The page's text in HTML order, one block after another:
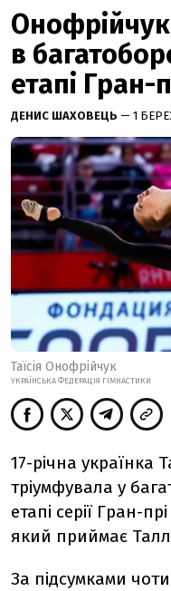
в
етапі Гран-
ДЕНИС ШАХОВЕЦЬ — 1
Таїсія Онофрійчук
УКРАЇНСЬКА ФЕДЕРАЦІЯ ГІМНАСТИКИ
17-річна українка
тріумфувала у
етапі серії Гран-
який приймає
За підсумками